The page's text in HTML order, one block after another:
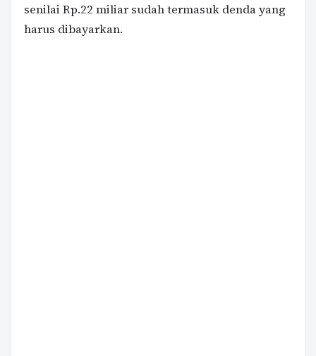
senilai Rp.22 miliar sudah termasuk denda yang
harus dibayarkan.